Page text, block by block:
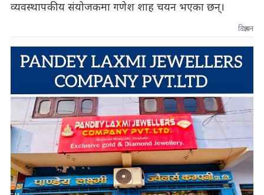
व्यवस्थापकीय संयोजकमा गणेश शाह चयन भएका छन्।
विज्ञापन